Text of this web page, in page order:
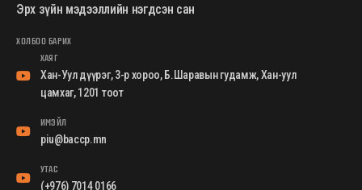
Эрх зүйн мэдээллийн нэгдсэн сан
ХОЛБОО БАРИХ
ХАЯГ
Хан-Уул дүүрэг, 3-р хороо, Б.Шаравын гудамж, Хан-уул
цамхаг, 1201 тоот
ИМЭЙЛ
piu@baccp.mn
УТАС
(+976) 7014 0166